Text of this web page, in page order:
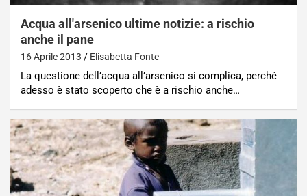
Acqua all'arsenico ultime notizie: a rischio
anche il pane
16 Aprile 2013 Elisabetta Fonte
La questione dell’acqua all’arsenico si complica, perché
adesso è stato scoperto che è a rischio anche…